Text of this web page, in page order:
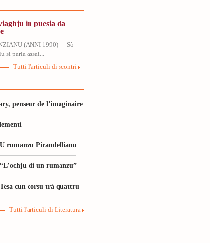
in puesia da
(ANNI 1990) Sò
si parla assai...
Tutti l'articuli di scontri
penseur de l’imaginaire
U rumanzu Pirandellianu
“L’ochju di un rumanzu”
Tesa cun corsu trà quattru
Tutti l'articuli di Literatura